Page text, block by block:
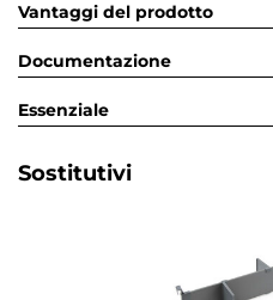
Vantaggi del prodotto
Documentazione
Essenziale
Sostitutivi